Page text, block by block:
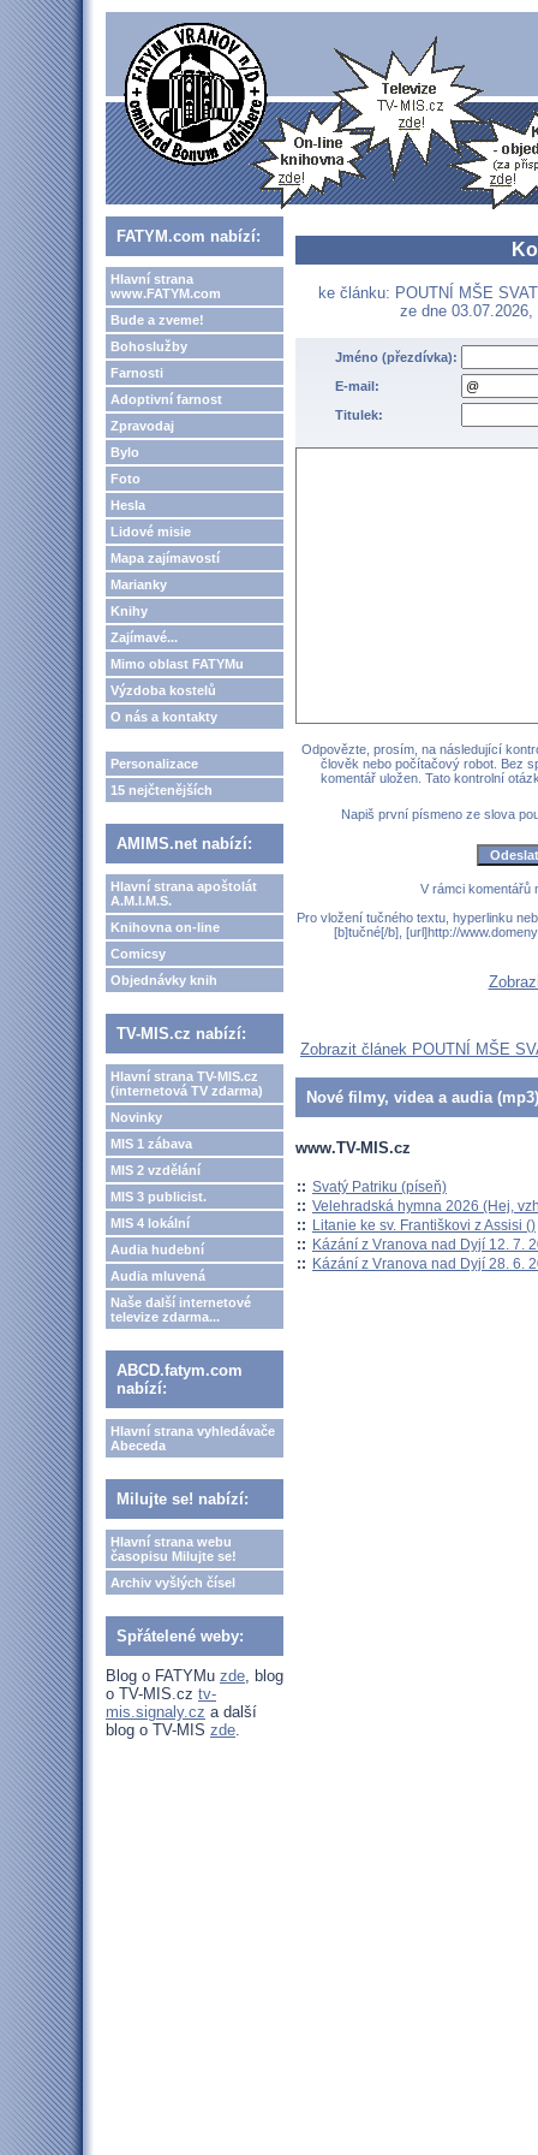
FATYM.com nabízí:
Hlavní strana
www.FATYM.com
Bude a zveme!
Bohoslužby
Farnosti
Adoptivní farnost
Zpravodaj
Bylo
Foto
Hesla
Lidové misie
Mapa zajímavostí
Marianky
Knihy
Zajímavé...
Mimo oblast FATYMu
Výzdoba kostelů
O nás a kontakty
Personalizace
15 nejčtenějších
AMIMS.net nabízí:
Hlavní strana apoštolát
A.M.I.M.S.
Knihovna on-line
Comicsy
Objednávky knih
TV-MIS.cz nabízí:
Hlavní strana TV-MIS.cz
(internetová TV zdarma)
Novinky
MIS 1 zábava
MIS 2 vzdělání
MIS 3 publicist.
MIS 4 lokální
Audia hudební
Audia mluvená
Naše další internetové
televize zdarma...
ABCD.fatym.com
nabízí:
Hlavní strana vyhledávače
Abeceda
Milujte se! nabízí:
Hlavní strana webu
časopisu Milujte se!
Archiv vyšlých čísel
Spřátelené weby:
Blog o FATYMu zde, blog
o TV-MIS.cz tv-
mis.signaly.cz a další
blog o TV-MIS zde.
ke článku: POUTNÍ MŠE
ze dne
Jméno (přezdívka):
E-mail:
Titulek:
Odpovězte, prosím, na následující
člověk nebo počítačový robot. Bez
komentář uložen. Tato kontrolní
Napiš první písmeno ze slova
V rámci komentářů
Pro vložení tučného textu, hyperlinku
[b]tučné[/b], [url]http://
Zobrazit článek POUTNÍ MŠE
Nové filmy, videa a audia
www.TV-MIS.cz
:: Svatý Patriku (píseň)
:: Velehradská hymna 2026 (Hej,
:: Litanie ke sv. Františkovi z Assisi ()
:: Kázání z Vranova nad Dyjí 12. 7.
:: Kázání z Vranova nad Dyjí 28. 6.